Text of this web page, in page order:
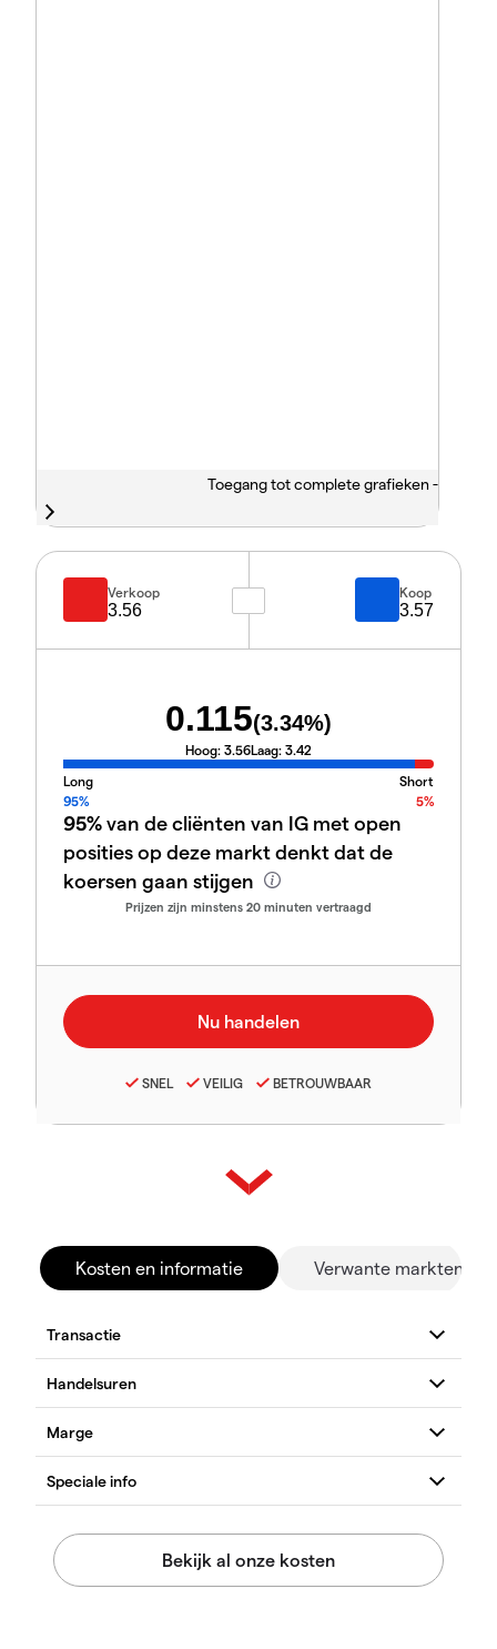
Toegang tot complete grafieken -
Verkoop
3.56
Koop
3.57
0.115(3.34%)
Hoog: 3.56Laag: 3.42
Long
Short
95%
5%
95%van de cliënten van IG met open
posities op deze markt denkt dat de
koersen gaan stijgen
Prijzen zijn minstens 20 minuten vertraagd
SNEL VEILIG BETROUWBAAR
Kosten en informatie Verwante markten